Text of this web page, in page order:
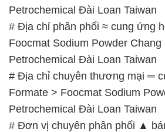
Petrochemical Đài Loan Taiwan
# Địa chỉ phân phối ≈ cung ứng
Foocmat Sodium Powder Chang
Petrochemical Đài Loan Taiwan
# Địa chỉ chuyên thương mại ═
Formate > Foocmat Sodium
Petrochemical Đài Loan Taiwan
# Đơn vị chuyên phân phối ▲